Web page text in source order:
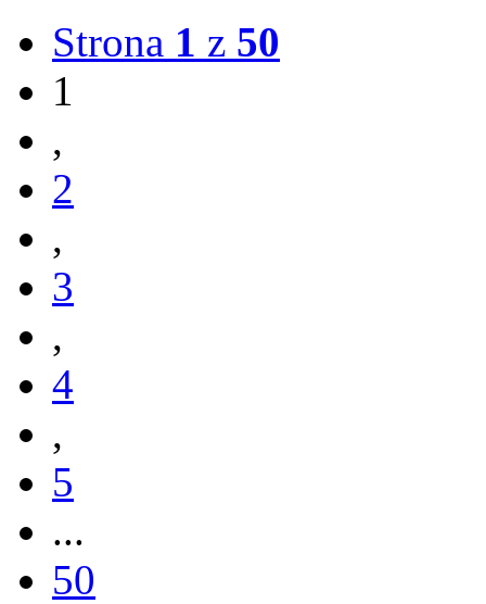
Strona 1 z 50
1
,
2
,
3
,
4
,
5
...
50